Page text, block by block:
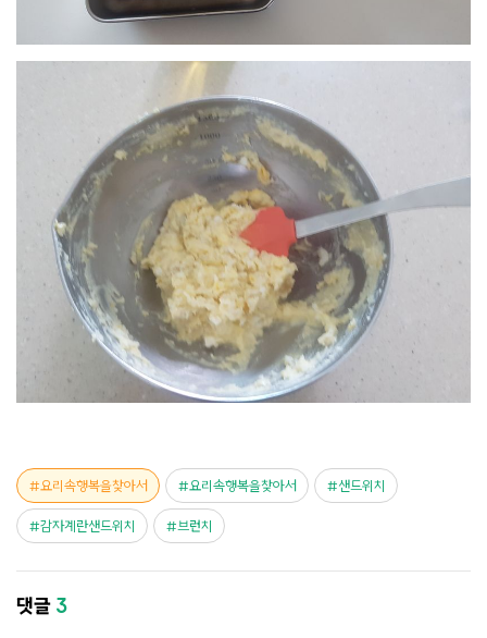
요리속행복을찾아서 요리속행복을찾아서 샌드위치
감자계란샌드위치 브런치
댓글 3